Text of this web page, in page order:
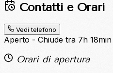
Contatti e Orari
Vedi telefono
Aperto - Chiude tra 7h 18min
Orari di apertura